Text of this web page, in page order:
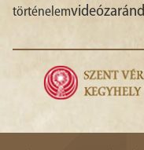
történelemvideó